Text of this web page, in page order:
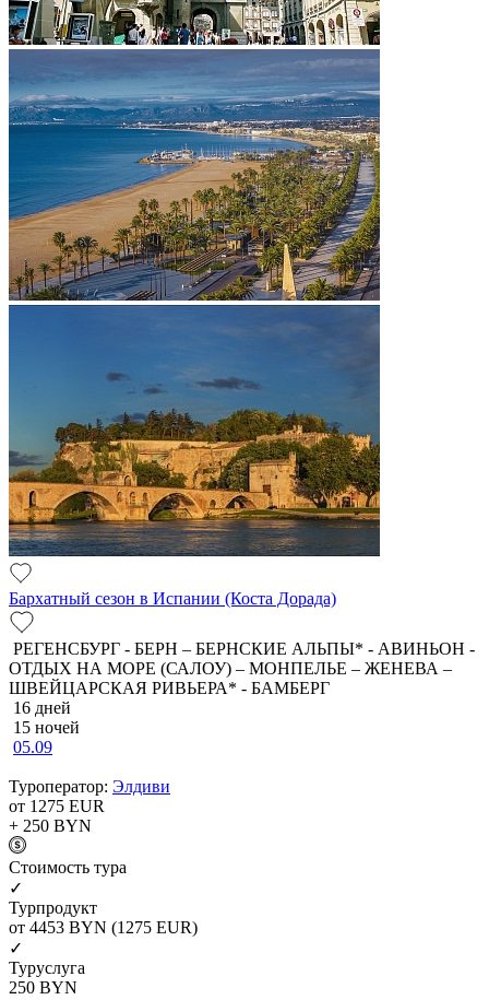
Бархатный сезон в Испании (Коста Дорада)
РЕГЕНСБУРГ - БЕРН – БЕРНСКИЕ АЛЬПЫ* - АВИНЬОН -
ОТДЫХ НА МОРЕ (САЛОУ) – МОНПЕЛЬЕ – ЖЕНЕВА –
ШВЕЙЦАРСКАЯ РИВЬЕРА* - БАМБЕРГ
16 дней
15 ночей
05.09
Туроператор: Элдиви
от 1275 EUR
+ 250 BYN
Cтоимость тура
✓
Турпродукт
от 4453 BYN (1275 EUR)
✓
Туруслуга
250 BYN